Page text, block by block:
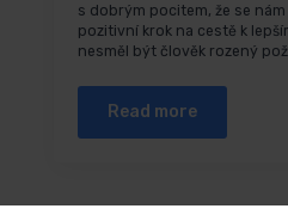
s dobrým pocitem, že se
pozitivní krok na cestě k
nesměl být člověk rozený
Read more